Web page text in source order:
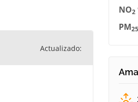
Actualizado:
NO2
PM25